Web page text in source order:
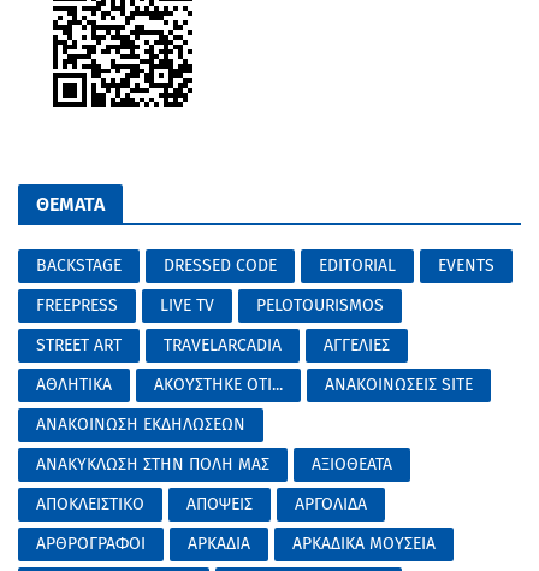
ΘΕΜΑΤΑ
BACKSTAGE DRESSED CODE EDITORIAL
EVENTS
FREEPRESS
LIVE TV
PELOTOURISMOS
STREET ART
TRAVELARCADIA
ΑΓΓΕΛΙΕΣ
ΑΘΛΗΤΙΚΑ
ΑΚΟΥΣΤΗΚΕ ΟΤΙ...
ΑΝΑΚΟΙΝΩΣΕΙΣ SITE
ΑΝΑΚΟΙΝΩΣΗ ΕΚΔΗΛΩΣΕΩΝ
ΑΝΑΚΥΚΛΩΣΗ ΣΤΗΝ ΠΟΛΗ ΜΑΣ
ΑΞΙΟΘΕΑΤΑ
ΑΠΟΚΛΕΙΣΤΙΚΟ
ΑΠΟΨΕΙΣ
ΑΡΓΟΛΙΔΑ
ΑΡΘΡΟΓΡΑΦΟΙ
ΑΡΚΑΔΙΑ
ΑΡΚΑΔΙΚΑ ΜΟΥΣΕΙΑ